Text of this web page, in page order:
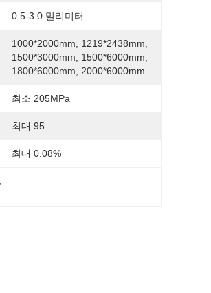
0.5-3.0 밀리미터
1000*2000mm, 1219*2438mm,
1500*3000mm, 1500*6000mm,
1800*6000mm, 2000*6000mm
최소 205MPa
최대 95
최대 0.08%